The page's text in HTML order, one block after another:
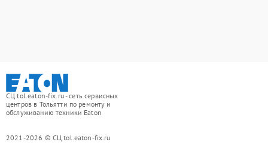
СЦ tol.eaton-fix.ru - сеть сервисных
центров в Тольятти по ремонту и
обслуживанию техники Eaton
2021-2026 © СЦ tol.eaton-fix.ru